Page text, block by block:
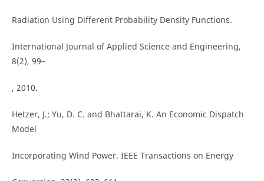
Radiation Using Different Probability Density Functions.
International Journal of Applied Science and Engineering,
8(2), 99–
, 2010.
Hetzer, J.; Yu, D. C. and Bhattarai, K. An Economic Dispatch
Model
Incorporating Wind Power. IEEE Transactions on Energy